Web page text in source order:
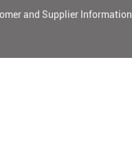
and Supplier Information